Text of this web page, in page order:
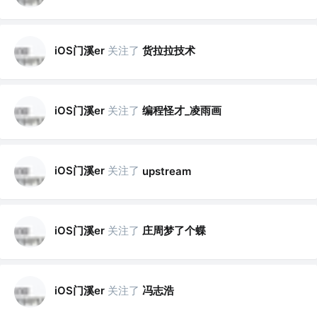
iOS门溪er 关注了 货拉拉技术
iOS门溪er 关注了 编程怪才_凌雨画
iOS门溪er 关注了 upstream
iOS门溪er 关注了 庄周梦了个蝶
iOS门溪er 关注了 冯志浩